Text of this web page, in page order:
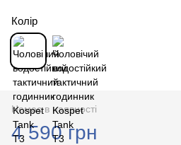
Колір
Немає в наявності
4 590 грн